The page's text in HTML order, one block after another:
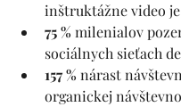
inštruktážne video
75 % milenialov
sociálnych sieťach
157 % nárast
organickej